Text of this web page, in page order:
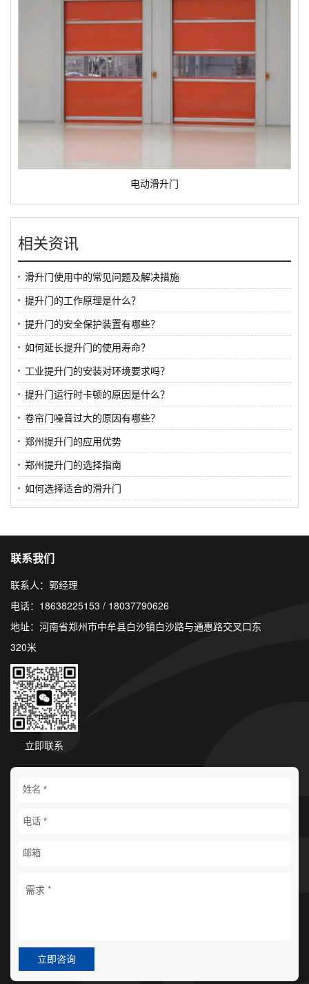
电动滑升门
相关资讯
滑升门使用中的常见问题及解决措施
提升门的工作原理是什么？
提升门的安全保护装置有哪些？
如何延长提升门的使用寿命？
工业提升门的安装对环境要求吗？
提升门运行时卡顿的原因是什么？
卷帘门噪音过大的原因有哪些？
郑州提升门的应用优势
郑州提升门的选择指南
如何选择适合的滑升门
联系我们
联系人：郭经理
电话：18638225153 / 18037790626
地址：河南省郑州市中牟县白沙镇白沙路与通惠路交叉口东
320米
立即联系
立即咨询